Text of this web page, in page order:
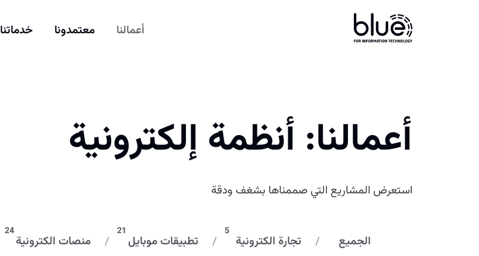
أعمالنا معتمدونا خدماتنا
أعمالنا: أنظمة إلكترونية
استعرض المشاريع التي صممناها بشغف ودقة
الجميع تجارة الكترونية
5
تطبيقات موبايل
21
منصات الكترونية
24